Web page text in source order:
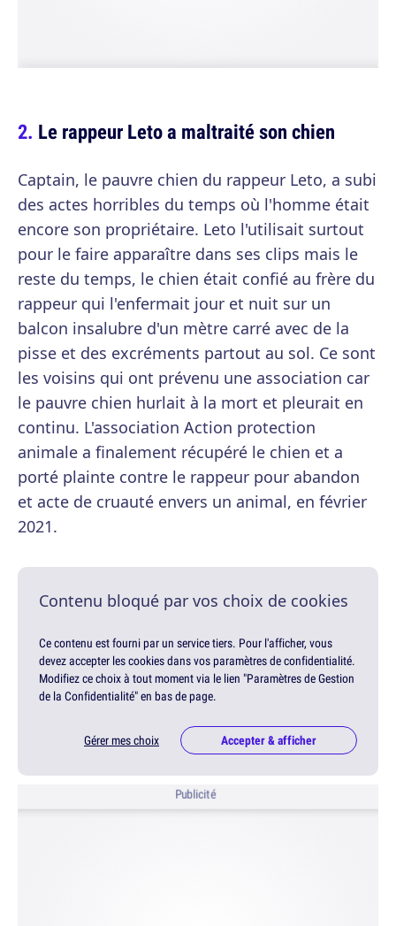
Le rappeur Leto a maltraité son chien
Captain, le pauvre chien du rappeur Leto, a subi
des actes horribles du temps où l'homme était
encore son propriétaire. Leto l'utilisait surtout
pour le faire apparaître dans ses clips mais le
reste du temps, le chien était confié au frère du
rappeur qui l'enfermait jour et nuit sur un
balcon insalubre d'un mètre carré avec de la
pisse et des excréments partout au sol. Ce sont
les voisins qui ont prévenu une association car
le pauvre chien hurlait à la mort et pleurait en
continu. L'association Action protection
animale a finalement récupéré le chien et a
porté plainte contre le rappeur pour abandon
et acte de cruauté envers un animal, en février
2021.
Contenu bloqué par vos choix de cookies
Ce contenu est fourni par un service tiers. Pour l'afficher, vous
devez accepter les cookies dans vos paramètres de confidentialité.
Modifiez ce choix à tout moment via le lien "Paramètres de Gestion
de la Confidentialité" en bas de page.
Gérer mes choix Accepter & afficher
Publicité